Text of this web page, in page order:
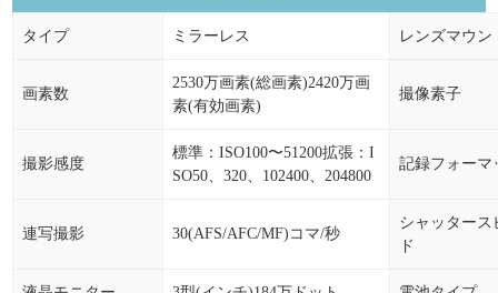
タイプ ミラーレス レンズマウン
画素数
2530万画素(総画素)2420万画
素(有効画素)
撮像素子
撮影感度
標準：ISO100〜51200拡張：I
SO50、320、102400、204800
記録フォーマ
連写撮影 30(AFS/AFC/MF)コマ/秒
シャッタース
ド